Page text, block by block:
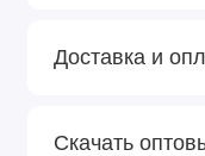
Доставка и
Скачать